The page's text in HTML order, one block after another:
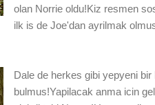
olan Norrie oldu!Kiz resmen
ilk is de Joe'dan ayrilmak
Dale de herkes gibi yepyeni
bulmus!Yapilacak anma icin